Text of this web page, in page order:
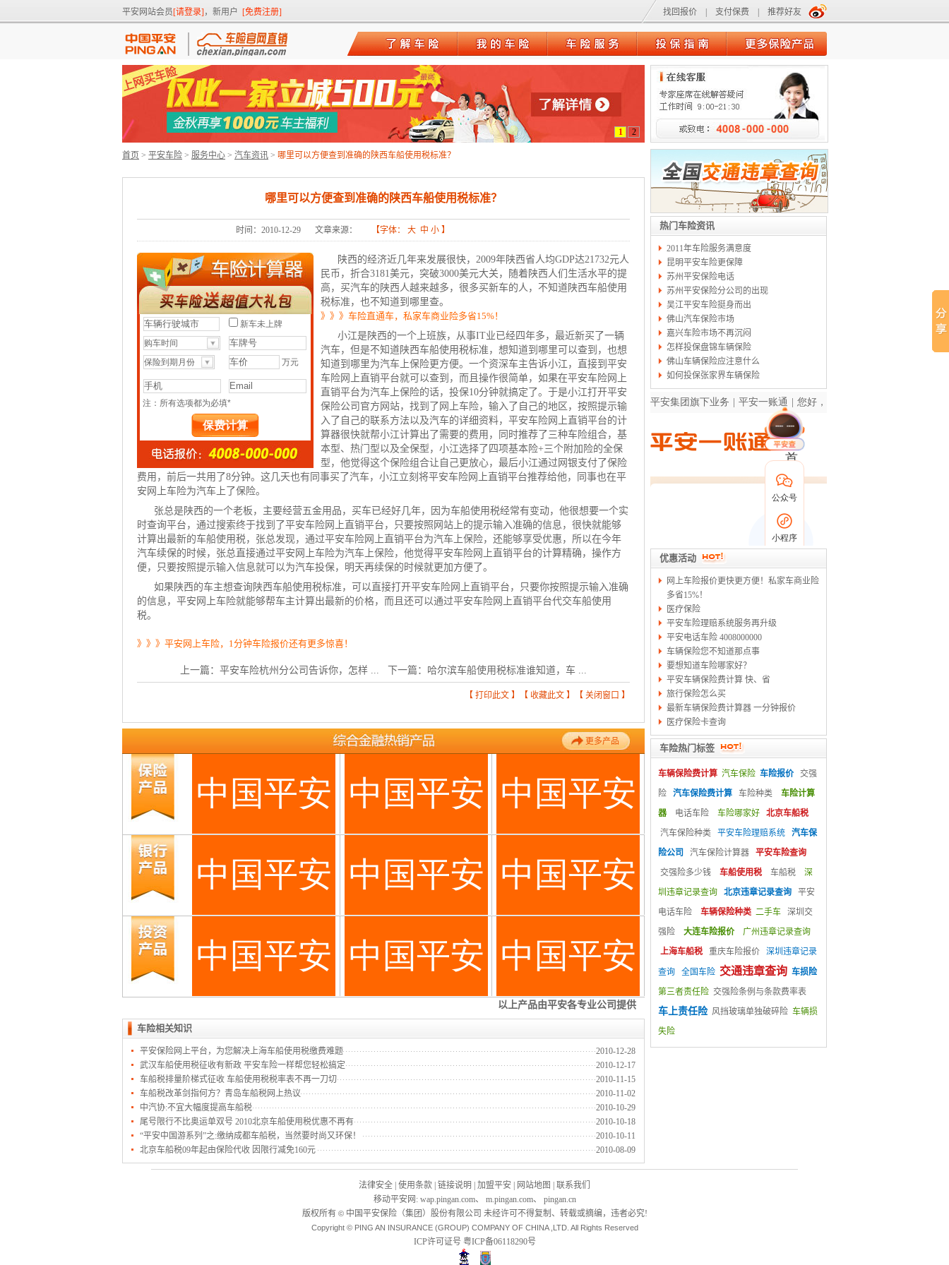
平安网站会员[请登录] ，新用户 [免费注册] 找回报价 支付保费 推荐好友
热门车险资讯
2011年车险服务满意度
昆明平安车险更保障
苏州平安保险电话
苏州平安保险分公司的出现
吴江平安车险挺身而出
佛山汽车保险市场
嘉兴车险市场不再沉闷
怎样投保盘锦车辆保险
佛山车辆保险应注意什么
如何投保张家界车辆保险
优惠活动
网上车险报价更快更方便！私家车商业险
多省15%！
医疗保险
平安车险理赔系统服务再升级
平安电话车险 4008000000
车辆保险您不知道那点事
要想知道车险哪家好？
平安车辆保险费计算 快、省
旅行保险怎么买
最新车辆保险费计算器 一分钟报价
医疗保险卡查询
车险热门标签
车辆保险费计算 汽车保险 车险报价
交强
险
汽车保险费计算 车险种类
车险计算
器
电话车险 车险哪家好
北京车船税
汽车保险种类
平安车险理赔系统
汽车保
险公司
汽车保险计算器
平安车险查询
交强险多少钱
车船使用税 车船税
深
圳违章记录查询
北京违章记录查询
平安
电话车险
车辆保险种类 二手车
深圳交
强险
大连车险报价
广州违章记录查询
上海车船税
重庆车险报价 深圳违章记录
查询 全国车险 交通违章查询 车损险
第三者责任险 交强险条例与条款费率表
车上责任险 风挡玻璃单独破碎险 车辆损
失险
1 2
首页 > 平安车险 > 服务中心 > 汽车资讯 > 哪里可以方便查到准确的陕西车船使用税标准？
哪里可以方便查到准确的陕西车船使用税标准？
时间：2010-12-29 文章来源： 【字体： 大 中 小 】
陕西的经济近几年来发展很快，2009年陕西省人均GDP达21732元人
民币，折合3181美元，突破3000美元大关，随着陕西人们生活水平的提
高，买汽车的陕西人越来越多，很多买新车的人，不知道陕西车船使用
税标准，也不知道到哪里查。
》》》车险直通车，私家车商业险多省15%！
小江是陕西的一个上班族，从事IT业已经四年多，最近新买了一辆
汽车，但是不知道陕西车船使用税标准，想知道到哪里可以查到，也想
知道到哪里为汽车上保险更方便。一个资深车主告诉小江，直接到平安
车险网上直销平台就可以查到，而且操作很简单，如果在平安车险网上
直销平台为汽车上保险的话，投保10分钟就搞定了。于是小江打开平安
保险公司官方网站，找到了 网上车险，输入了自己的地区，按照提示输
入了自己的联系方法以及汽车的详细资料，平安车险网上直销平台的计
算器很快就帮小江计算出了需要的费用，同时推荐了三种车险组合，基
本型、热门型以及全保型，小江选择了四项基本险+三个附加险的全保
型，他觉得这个保险组合让自己更放心，最后小江通过 网银支付了保险
费用，前后一共用了8分钟。这几天也有同事买了汽车，小江立刻将平安车险网上直销平台推荐给他，同事也在平
安网
上车险为汽车上了保险。
张总是陕西的一个老板，主要经营五金用品，买车已经好几年，因为车船使用税经常有变动，他很想要一个实
时查询平台，通过搜索终于找到了平安车险网上直销平台，只要按照网站上的提示输入准确的信息，很快就能够
计算出最新的车船使用税，张总发现，通过平安车险网上直销平台为汽车上保险，还能够享受优惠，所以在今年
汽车续保的时候，张总直接通过平安网上车险为汽车上保险，他觉得平安车险网上直销平台的计算精确，操作方
便，只要按照提示输入信息就可以为汽车投保，明天再续保的时候就更加方便了。
如果陕西的车主想查询陕西车船使用税标准，可以直接打开平安车险网上直销平台，只要你按照提示输入准确
的信息，平安网上车险就能够帮车主计算出最新的价格，而且还可以通过平安车险网上直销平台代交车船使用
税。
》》》平安网上车险，1分钟车险报价还有更多惊喜！
上一篇： 平安车险杭州分公司告诉你，怎样 ... 下一篇： 哈尔滨车船使用税标准谁知道，车 ...
【 打印此文 】【 收藏此文 】【 关闭窗口 】
车险相关知识
平安保险网上平台，为您解决上海车船使用税缴费难题
2010-12-28
武汉车船使用税征收有新政 平安车险一样帮您轻松搞定
2010-12-17
车船税排量阶梯式征收 车船使用税税率表不再一刀切
2010-11-15
车船税改革剑指何方？青岛车船税网上热议
2010-11-02
中汽协:不宜大幅度提高车船税
2010-10-29
尾号限行不比奥运单双号 2010北京车船使用税优惠不再有
2010-10-18
“平安中国游系列”之:缴纳成都车船税，当然要时尚又环保！
2010-10-11
北京车船税09年起由保险代收 因限行减免160元
2010-08-09
法律安全 使用条款 链接说明 加盟平安 网站地图
联系我们
移动平安网 : wap.pingan.com、 m.pingan.com、 pingan.cn
版权所有 ©中国平安保险（集团）股份有限公司 未经许可不得复制、转载或摘编，违者必究!
Copyright © PING AN INSURANCE (GROUP) COMPANY OF CHINA ,LTD. All Rights Reserved
ICP许可证号 粤ICP备06118290号